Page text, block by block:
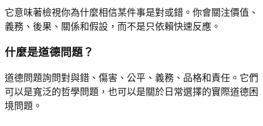
它意味著檢視你為什麼相信某件事是對或錯。你會關注價值、
義務、後果、關係和假設，而不是只依賴快速反應。
什麼是道德問題？
道德問題詢問對與錯、傷害、公平、義務、品格和責任。它們
可以是寬泛的哲學問題，也可以是關於日常選擇的實際道德困
境問題。